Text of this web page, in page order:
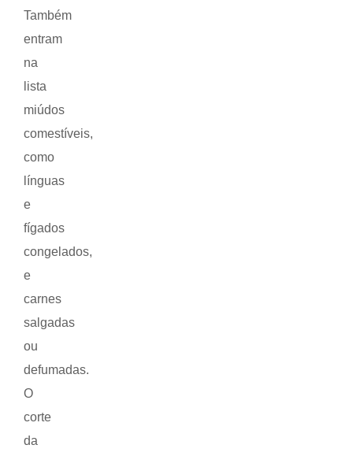
Também
entram
na
lista
miúdos
comestíveis,
como
línguas
e
fígados
congelados,
e
carnes
salgadas
ou
defumadas.
O
corte
da